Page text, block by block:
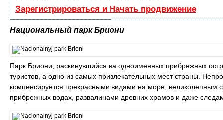
Зарегистрироваться и Начать продвижение
Национальный парк Бриони
Парк Бриони, раскинувшийся на одноименных прибрежных
туристов, а одно из самых привлекательных мест страны.
компенсируется прекрасными видами на море,
прибрежных водах, развалинами древних храмов и даже